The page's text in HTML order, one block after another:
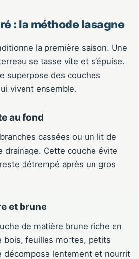
: la méthode lasagne
la première saison. Une
se tasse vite et s’épuise.
superpose des couches
vivent ensemble.
au fond
cassées ou un lit de
drainage. Cette couche évite
détrempé après un gros
et brune
de matière brune riche en
bois, feuilles mortes, petits
décompose lentement et nourrit